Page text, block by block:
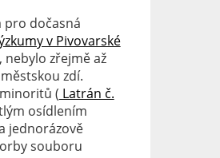
pro dočasná
v Pivovarské
nebylo zřejmě až
zdí.
( Latrán č.
osídlením
jednorázově
souboru